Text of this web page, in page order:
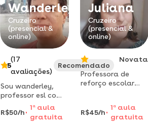
Wanderley
Cruzeiro
(presencial &
online)
5
(17
avaliações)
Recomendado
Sou wanderley,
professor esl com
20 anos de
experiência,
especialista em
R$50/h
1 a aula
gratuita
Juliana
Cruzeiro
(presencial &
online)
Novata
Professora de
reforço escolar
fundamental
R$45/h
1 aaula
gratuita